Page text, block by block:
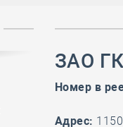
ЗАО
Номер в
Адрес: